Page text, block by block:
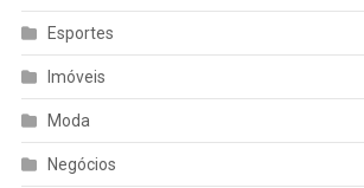
Esportes
Imóveis
Moda
Negócios